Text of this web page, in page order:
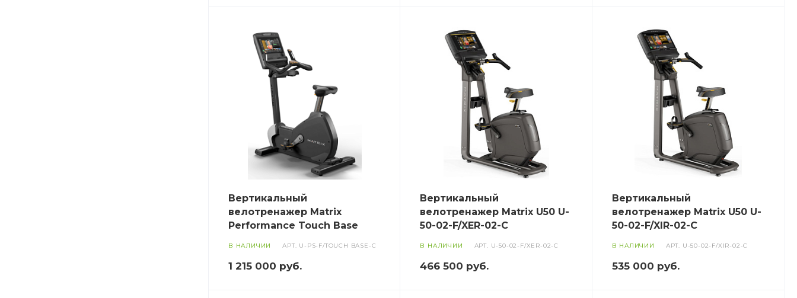
Вертикальный
велотренажер Matrix
Performance Touch Base
В НАЛИЧИИ АРТ. U-PS-F/TOUCH BASE-C
1 215 000 руб.
Вертикальный
велотренажер Matrix U50 U-
50-02-F/XER-02-C
В НАЛИЧИИ АРТ. U-50-02-F/XER-02-C
466 500 руб.
Вертикальный
велотренажер Matrix U50 U-
50-02-F/XIR-02-C
В НАЛИЧИИ АРТ. U-50-02-F/XIR-02-C
535 000 руб.